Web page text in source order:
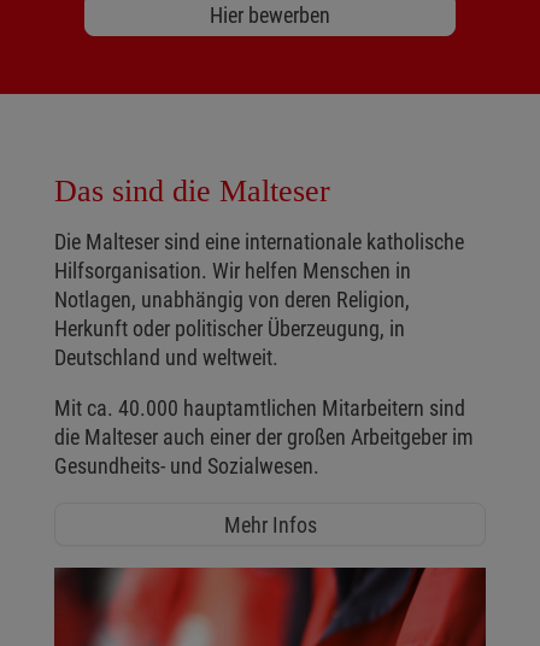
Hier bewerben
Das sind die Malteser
Die Malteser sind eine internationale katholische
Hilfsorganisation. Wir helfen Menschen in
Notlagen, unabhängig von deren Religion,
Herkunft oder politischer Überzeugung, in
Deutschland und weltweit.
Mit ca. 40.000 hauptamtlichen Mitarbeitern sind
die Malteser auch einer der großen Arbeitgeber im
Gesundheits- und Sozialwesen.
Mehr Infos